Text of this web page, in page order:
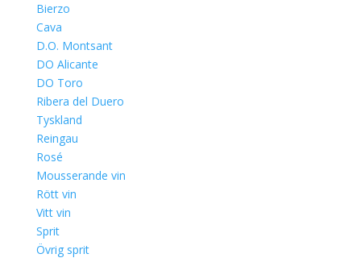
Bierzo
Cava
D.O. Montsant
DO Alicante
DO Toro
Ribera del Duero
Tyskland
Reingau
Rosé
Mousserande vin
Rött vin
Vitt vin
Sprit
Övrig sprit